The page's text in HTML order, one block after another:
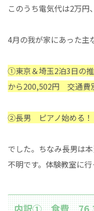
このうち電気代は2万円
4月の我が家にあった主
①東京＆埼玉2泊3日の
から200,502円 交通費
②長男 ピアノ始める！
でした。ちなみ長男は
不明です。体験教室に行